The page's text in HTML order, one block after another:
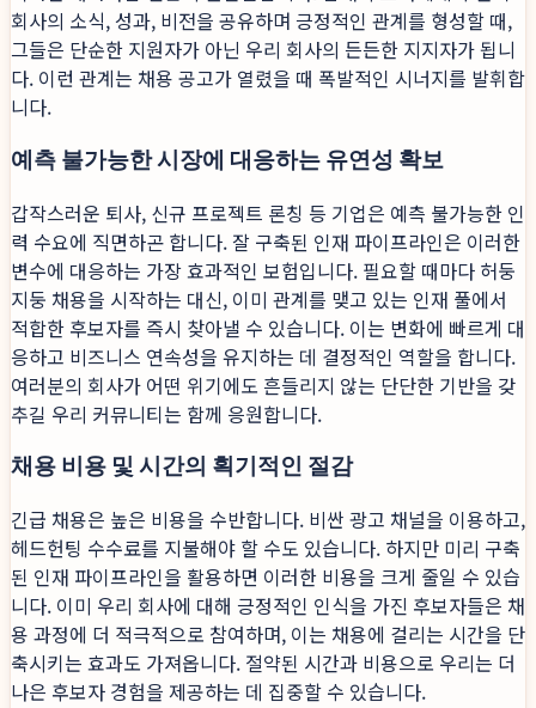
회사의 소식, 성과, 비전을 공유하며 긍정적인 관계를 형성할 때,
그들은 단순한 지원자가 아닌 우리 회사의 든든한 지지자가 됩니
다. 이런 관계는 채용 공고가 열렸을 때 폭발적인 시너지를 발휘합
니다.
예측 불가능한 시장에 대응하는 유연성 확보
갑작스러운 퇴사, 신규 프로젝트 론칭 등 기업은 예측 불가능한 인
력 수요에 직면하곤 합니다. 잘 구축된 인재 파이프라인은 이러한
변수에 대응하는 가장 효과적인 보험입니다. 필요할 때마다 허둥
지둥 채용을 시작하는 대신, 이미 관계를 맺고 있는 인재 풀에서
적합한 후보자를 즉시 찾아낼 수 있습니다. 이는 변화에 빠르게 대
응하고 비즈니스 연속성을 유지하는 데 결정적인 역할을 합니다.
여러분의 회사가 어떤 위기에도 흔들리지 않는 단단한 기반을 갖
추길 우리 커뮤니티는 함께 응원합니다.
채용 비용 및 시간의 획기적인 절감
긴급 채용은 높은 비용을 수반합니다. 비싼 광고 채널을 이용하고,
헤드헌팅 수수료를 지불해야 할 수도 있습니다. 하지만 미리 구축
된 인재 파이프라인을 활용하면 이러한 비용을 크게 줄일 수 있습
니다. 이미 우리 회사에 대해 긍정적인 인식을 가진 후보자들은 채
용 과정에 더 적극적으로 참여하며, 이는 채용에 걸리는 시간을 단
축시키는 효과도 가져옵니다. 절약된 시간과 비용으로 우리는 더
나은 후보자 경험을 제공하는 데 집중할 수 있습니다.